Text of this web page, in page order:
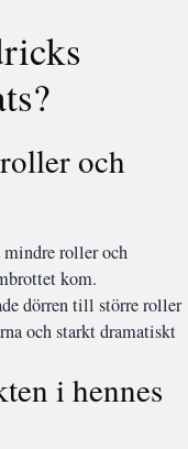
och
roller och
kom.
dörren till större roller
och starkt dramatiskt
i hennes